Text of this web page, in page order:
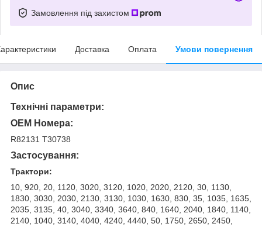
Замовлення під захистом
Доставка Оплата Умови повернення
Опис
Технічні параметри:
OEM Номера:
R82131 T30738
Застосування:
Трактори:
10, 920, 20, 1120, 3020, 3120, 1020, 2020, 2120, 30, 1130,
1830, 3030, 2030, 2130, 3130, 1030, 1630, 830, 35, 1035, 1635,
2035, 3135, 40, 3040, 3340, 3640, 840, 1640, 2040, 1840, 1140,
2140, 1040, 3140, 4040, 4240, 4440, 50, 1750, 2650, 2450,